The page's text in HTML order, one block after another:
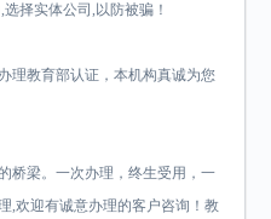
择实体公司,以防被骗！
理教育部认证，本机构真诚为您
桥梁。一次办理，终生受用，一
,欢迎有诚意办理的客户咨询！教